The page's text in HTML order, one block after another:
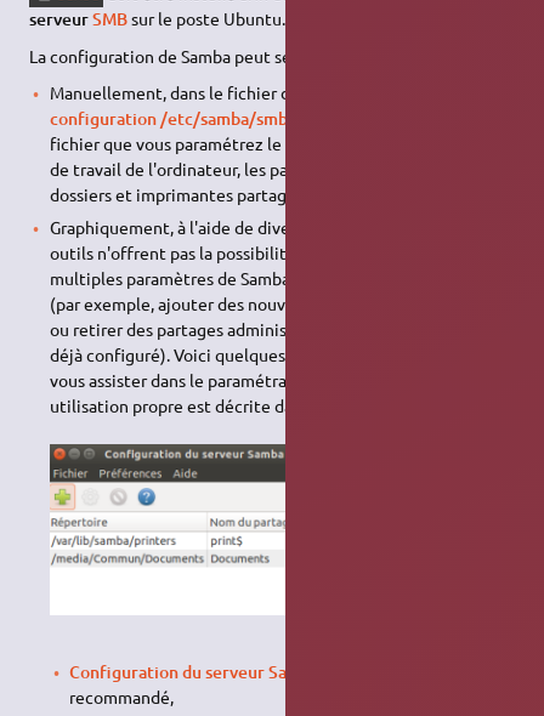
serveurSMBsur le poste Ubuntu.
La configuration de Samba peut se faire :
Manuellement, dans le fichier de configuration
configuration /etc/samba/smb.conf de Samba
fichier que vous paramétrez le nom du domaine et le groupe
de travail de l'ordinateur, les paramètres de sécurité et les
dossiers et imprimantes partagés.
Graphiquement, à l'aide de divers outils. Cependant, tous les
outils n'offrent pas la possibilité de configurer tous les
multiples paramètres de Samba. Ces outils sont fort utiles
(par exemple, ajouter des nouveaux partages administratifs
ou retirer des partages administratifs d'un serveur Samba
déjà configuré). Voici quelques outils graphiques pouvant
vous assister dans le paramétrage de vos partages ; leur
utilisation propre est décrite dans leur document dédié :
Configuration du serveur Samba (system-config-samba)
recommandé,